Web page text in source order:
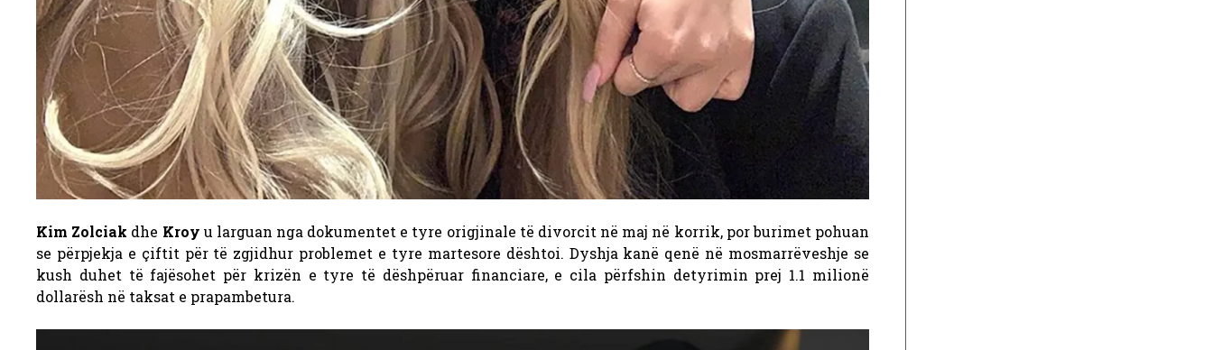
Kim Zolciak dhe Kroy u larguan nga dokumentet e tyre origjinale të divorcit në maj në korrik, por burimet pohuan
se përpjekja e çiftit për të zgjidhur problemet e tyre martesore dështoi. Dyshja kanë qenë në mosmarrëveshje se
kush duhet të fajësohet për krizën e tyre të dëshpëruar financiare, e cila përfshin detyrimin prej 1.1 milionë
dollarësh në taksat e prapambetura.